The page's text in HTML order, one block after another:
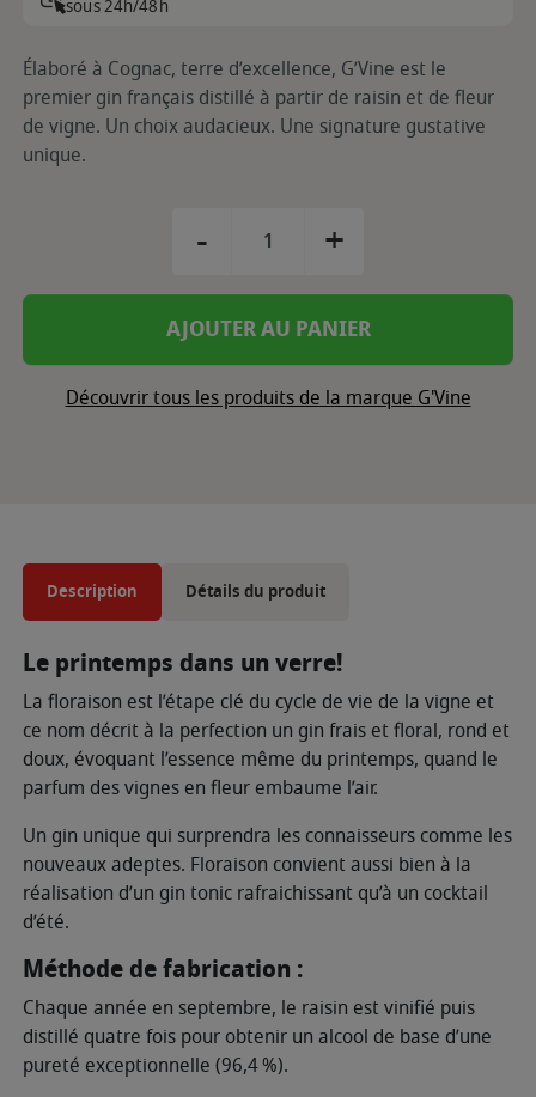
sous 24h/48h
Élaboré à Cognac, terre d’excellence, G’Vine est le
premier gin français distillé à partir de raisin et de fleur
de vigne. Un choix audacieux. Une signature gustative
unique.
- +
AJOUTER AU PANIER
Découvrir tous les produits de la marque G'Vine
Description Détails du produit
Le printemps dans un verre!
La ﬂoraison est l’étape clé du cycle de vie de la vigne et
ce nom décrit à la perfection un gin frais et ﬂoral, rond et
doux, évoquant l’essence même du printemps, quand le
parfum des vignes en ﬂeur embaume l’air.
Un gin unique qui surprendra les connaisseurs comme les
nouveaux adeptes. Floraison convient aussi bien à la
réalisation d’un gin tonic rafraichissant qu’à un cocktail
d’été.
Méthode de fabrication :
Chaque année en septembre, le raisin est vinifié puis
distillé quatre fois pour obtenir un alcool de base d’une
pureté exceptionnelle (96,4 %).